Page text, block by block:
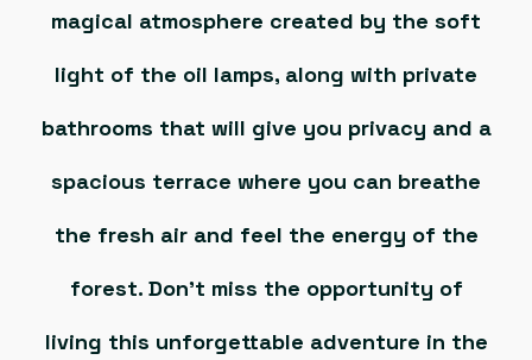
magical atmosphere created by the soft
light of the oil lamps, along with private
bathrooms that will give you privacy and a
spacious terrace where you can breathe
the fresh air and feel the energy of the
forest. Don’t miss the opportunity of
living this unforgettable adventure in the